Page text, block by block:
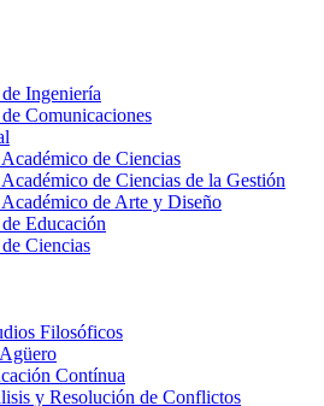
Ingeniería
Comunicaciones
de Ciencias
de Ciencias de la Gestión
de Arte y Diseño
Educación
Ciencias
Filosóficos
Contínua
y Resolución de Conflictos